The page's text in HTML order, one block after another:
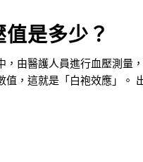
是多少？
，由醫護人員進行血壓測量
值，這就是「白袍效應」。